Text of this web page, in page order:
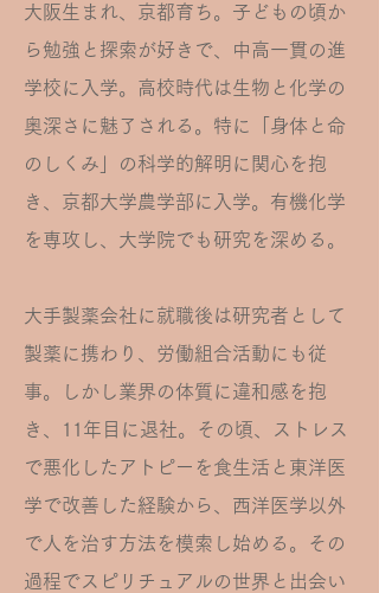
大阪生まれ、京都育ち。子どもの頃か
ら勉強と探索が好きで、中高一貫の進
学校に入学。高校時代は生物と化学の
奥深さに魅了される。特に「身体と命
のしくみ」の科学的解明に関心を抱
き、京都大学農学部に入学。有機化学
を専攻し、大学院でも研究を深める。
大手製薬会社に就職後は研究者として
製薬に携わり、労働組合活動にも従
事。しかし業界の体質に違和感を抱
き、11年目に退社。その頃、ストレス
で悪化したアトピーを食生活と東洋医
学で改善した経験から、西洋医学以外
で人を治す方法を模索し始める。その
過程でスピリチュアルの世界と出会い